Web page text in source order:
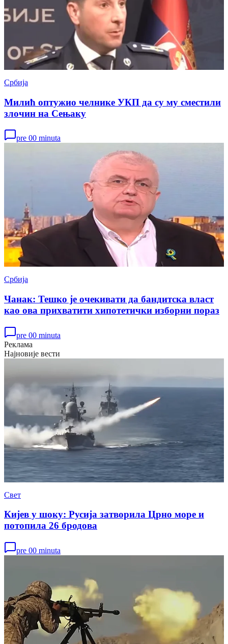
Србија
Милић оптужио челнике УКП да су му сместили
злочин на Сењаку
pre 00 minuta
Србија
Чанак: Тешко је очекивати да бандитска власт
као ова прихватити хипотетички изборни пораз
pre 00 minuta
Реклама
Најновије вести
Свет
Кијев у шоку: Русија затворила Црно море и
потопила 26 бродова
pre 00 minuta